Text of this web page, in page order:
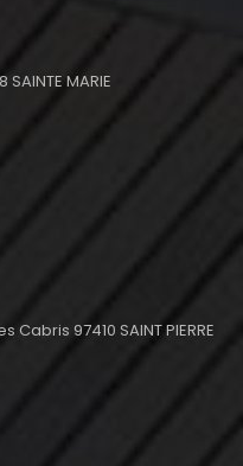
MARIE
97410 SAINT PIERRE